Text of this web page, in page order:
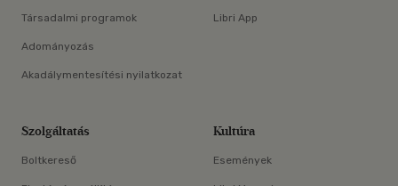
Társadalmi programok
Adományozás
Akadálymentesítési nyilatkozat
Libri App
Szolgáltatás
Boltkereső
Kultúra
Események